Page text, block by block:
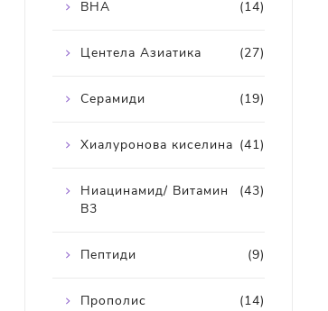
(14)
BHA
(27)
Центела Азиатика
(19)
Серамиди
(41)
Хиалуронова киселина
(43)
Ниацинамид/ Витамин
В3
(9)
Пептиди
(14)
Прополис